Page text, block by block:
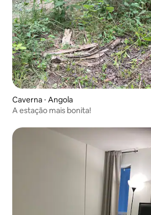
Caverna ⋅ Angola
A estação mais bonita!